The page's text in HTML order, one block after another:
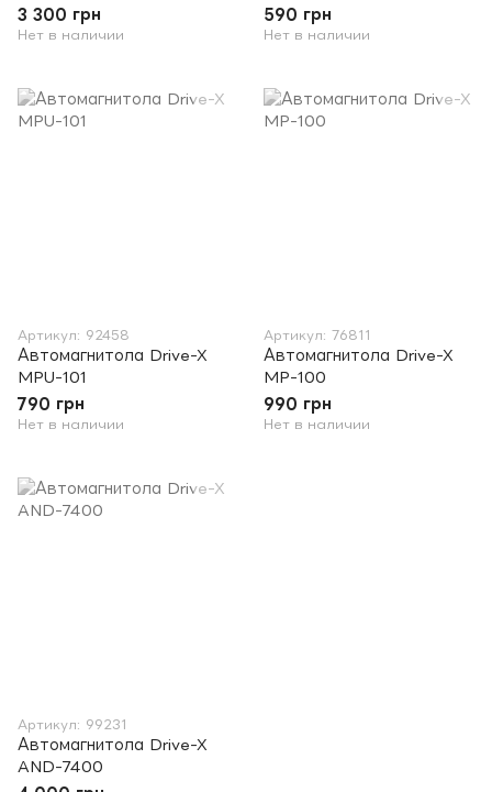
3 300 грн
Нет в наличии
590 грн
Нет в наличии
Артикул: 92458
Автомагнитола Drive-X
MPU-101
790 грн
Нет в наличии
Артикул: 76811
Автомагнитола Drive-X
MP-100
990 грн
Нет в наличии
Артикул: 99231
Автомагнитола Drive-X
AND-7400